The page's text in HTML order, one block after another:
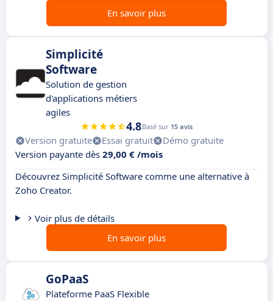
En savoir plus
Simplicité
Software
Solution de gestion
d'applications métiers
agiles
4.8Basé sur 15 avis
Version gratuite Essai gratuit
Démo gratuite
Version payante dès 29,00 € /mois
Découvrez Simplicité Software comme une alternative à
Zoho Creator.
Voir plus de détails
En savoir plus
GoPaaS
Plateforme PaaS Flexible